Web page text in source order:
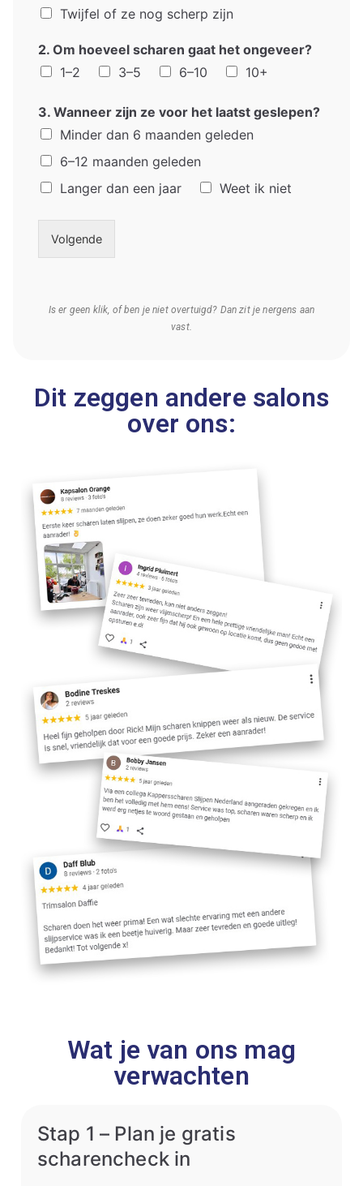
Twijfel of ze nog scherp zijn
2. Om hoeveel scharen gaat het ongeveer?
1–2
3–5 6–10 10+
3. Wanneer zijn ze voor het laatst geslepen?
Minder dan 6 maanden geleden
6–12 maanden geleden
Langer dan een jaar
Weet ik niet
Volgende
Is er geen klik, of ben je niet overtuigd? Dan zit je nergens aan
vast.
Dit zeggen andere salons
over ons:
Wat je van ons mag
verwachten
Stap 1 – Plan je gratis
scharencheck in